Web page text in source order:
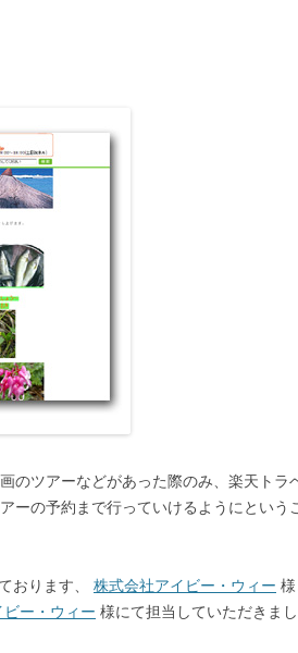
のツアーなどがあった際のみ、楽天トラ
ーの予約まで行っていけるようにという
おります、 株式会社アイビー・ウィー
ー・ウィー 様にて担当していただきまし